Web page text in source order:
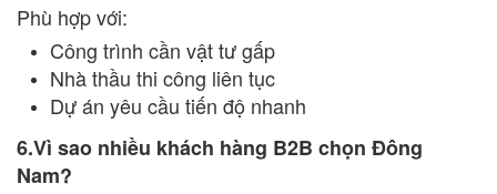
Phù hợp với:
Công trình cần vật tư gấp
Nhà thầu thi công liên tục
Dự án yêu cầu tiến độ nhanh
6.Vì sao nhiều khách hàng B2B chọn Đông
Nam?